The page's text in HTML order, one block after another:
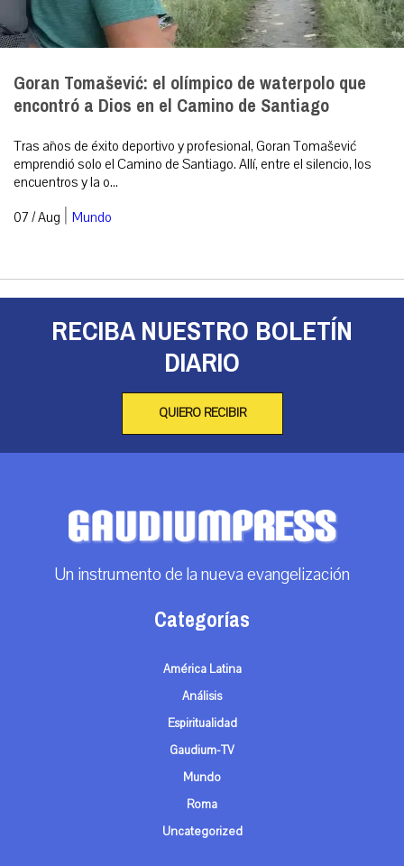
Goran Tomašević: el olímpico de waterpolo que
encontró a Dios en el Camino de Santiago
Tras años de éxito deportivo y profesional, Goran Tomašević
emprendió solo el Camino de Santiago. Allí, entre el silencio, los
encuentros y la o...
07 / Aug | Mundo
RECIBA NUESTRO BOLETÍN
DIARIO
QUIERO RECIBIR
Un instrumento de la nueva evangelización
Categorías
América Latina
Análisis
Espiritualidad
Gaudium-TV
Mundo
Roma
Uncategorized